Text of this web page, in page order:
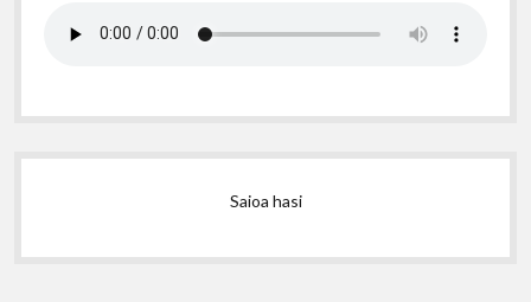
Saioa hasi